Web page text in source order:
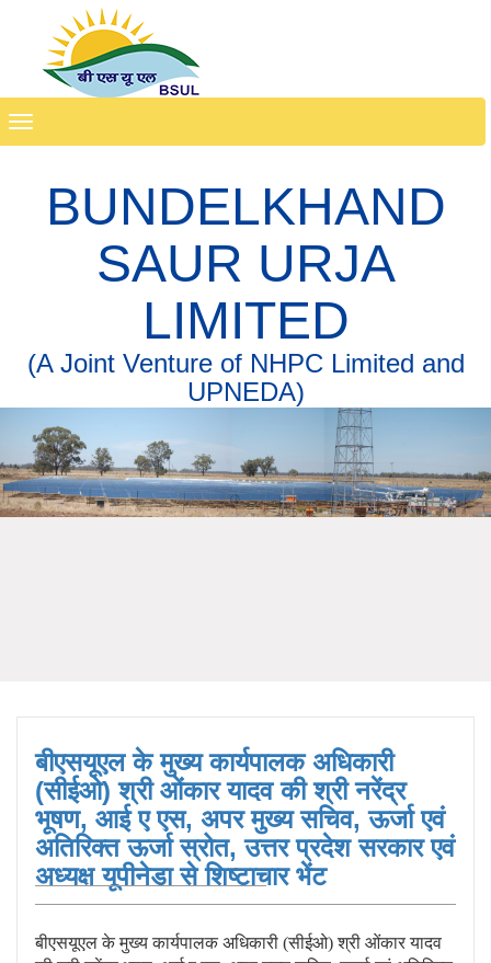
navigation
BUNDELKHAND
SAUR URJA
LIMITED
(A Joint Venture of NHPC Limited and
UPNEDA)
बीएसयूएल के मुख्य कार्यपालक अधिकारी
(सीईओ) श्री ओंकार यादव की श्री नरेंद्र
भूषण, आई ए एस, अपर मुख्य सचिव, ऊर्जा एवं
अतिरिक्त ऊर्जा स्रोत, उत्तर प्रदेश सरकार एवं
अध्यक्ष यूपीनेडा से शिष्टाचार भेंट
बीएसयूएल के मुख्य कार्यपालक अधिकारी (सीईओ) श्री ओंकार यादव